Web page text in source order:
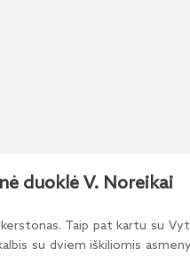
duoklė V. Noreikai
Taip pat kartu su
su dviem iškiliomis